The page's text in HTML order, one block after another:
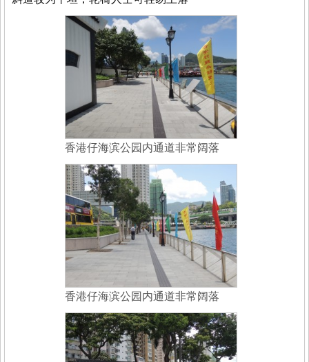
香港仔海滨公园内通道非常阔落
香港仔海滨公园内通道非常阔落